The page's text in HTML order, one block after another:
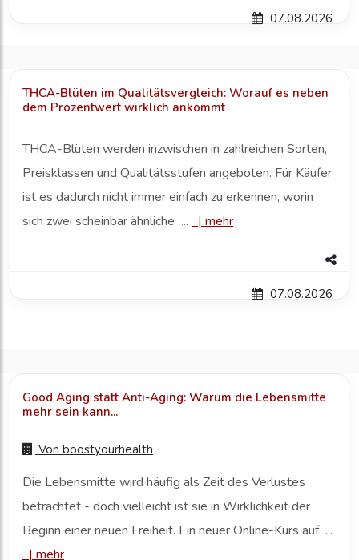
07.08.2026
THCA-Blüten im Qualitätsvergleich: Worauf es neben
dem Prozentwert wirklich ankommt
THCA-Blüten werden inzwischen in zahlreichen Sorten,
Preisklassen und Qualitätsstufen angeboten. Für Käufer
ist es dadurch nicht immer einfach zu erkennen, worin
sich zwei scheinbar ähnliche ...
| mehr
07.08.2026
Good Aging statt Anti-Aging: Warum die Lebensmitte
mehr sein kann...
Von boostyourhealth
Die Lebensmitte wird häufig als Zeit des Verlustes
betrachtet - doch vielleicht ist sie in Wirklichkeit der
Beginn einer neuen Freiheit. Ein neuer Online-Kurs auf ...
| mehr